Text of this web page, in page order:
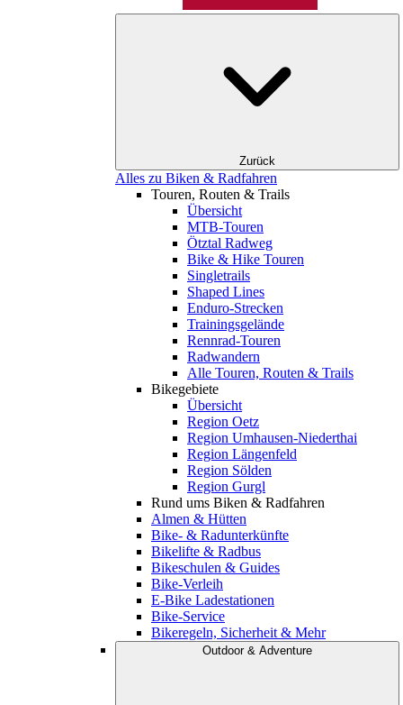
Zurück
Alles zu Biken & Radfahren
Touren, Routen & Trails
Übersicht
MTB-Touren
Ötztal Radweg
Bike & Hike Touren
Singletrails
Shaped Lines
Enduro-Strecken
Trainingsgelände
Rennrad-Touren
Radwandern
Alle Touren, Routen & Trails
Bikegebiete
Übersicht
Region Oetz
Region Umhausen-Niederthai
Region Längenfeld
Region Sölden
Region Gurgl
Rund ums Biken & Radfahren
Almen & Hütten
Bike- & Radunterkünfte
Bikelifte & Radbus
Bikeschulen & Guides
Bike-Verleih
E-Bike Ladestationen
Bike-Service
Bikeregeln, Sicherheit & Mehr
Outdoor & Adventure